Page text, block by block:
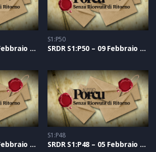
SRDR S1:P51 – 10 Febbraio 2021
S1:P50
SRDR S1:P50 – 09 Febbraio 2021
SRDR S1:P49 – 08 Febbraio 2021
S1:P48
SRDR S1:P48 – 05 Febbraio 2021